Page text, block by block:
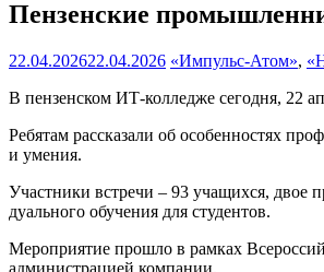
Пензенские
22.04.202622.04.2026 «Импульс-Атом»,
В пензенском ИТ-колледже сегодня, 22
Ребятам рассказали об особенностях
и умения.
Участники встречи – 93 учащихся, двое
дуального обучения для студентов.
Мероприятие прошло в рамках
администрацией компании.